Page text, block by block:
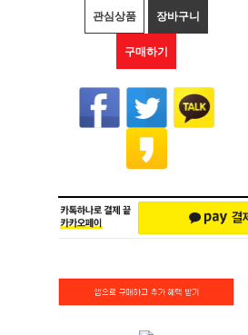
관심상품 장바구니
구매하기